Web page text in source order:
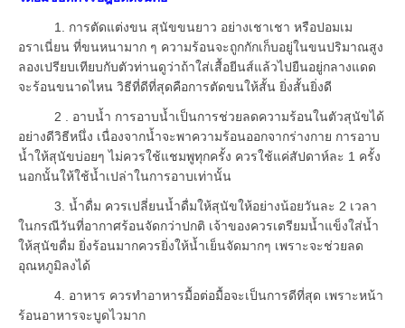
1. การตัดแต่งขน สุนัขขนยาว อย่างเชาเชา หรือปอมเม
อราเนี่ยน ที่ขนหนามาก ๆ ความร้อนจะถูกกักเก็บอยู่ในขนปริมาณสูง
ลองเปรียบเทียบกับตัวท่านดูว่าถ้าใส่เสื้อยีนส์แล้วไปยืนอยู่กลางแดด
จะร้อนขนาดไหน วิธีที่ดีที่สุดคือการตัดขนให้สั้น ยิ่งสั้นยิ่งดี
2 . อาบน้ำ การอาบน้ำเป็นการช่วยลดความร้อนในตัวสุนัขได้
อย่างดีวิธีหนึ่ง เนื่องจากน้ำจะพาความร้อนออกจากร่างกาย การอาบ
น้ำให้สุนัขบ่อยๆ ไม่ควรใช้แชมพูทุกครั้ง ควรใช้แค่สัปดาห์ละ 1 ครั้ง
นอกนั้นให้ใช้น้ำเปล่าในการอาบเท่านั้น
3. น้ำดื่ม ควรเปลี่ยนน้ำดื่มให้สุนัขให้อย่างน้อยวันละ 2 เวลา
ในกรณีวันที่อากาศร้อนจัดกว่าปกติ เจ้าของควรเตรียมน้ำแข็งใส่น้ำ
ให้สุนัขดื่ม ยิ่งร้อนมากควรยิ่งให้น้ำเย็นจัดมากๆ เพราะจะช่วยลด
อุณหภูมิลงได้
4. อาหาร ควรทำอาหารมื้อต่อมื้อจะเป็นการดีที่สุด เพราะหน้า
ร้อนอาหารจะบูดไวมาก